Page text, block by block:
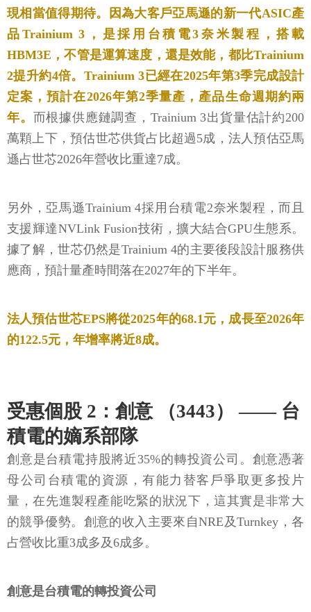
現相當值得期待。因為大客戶亞馬遜的新一代ASIC產
品Trainium 3，是採用台積電3奈米製程，搭載
HBM3E，不管是運算速度，還是效能，都比Trainium
2提升約4倍。Trainium 3已經在2025年第3季完成設計
定案，預計在2026年第2季量產，產品生命週期約兩
年。 而根據供應鏈調查，Trainium 3出貨量估計約200
萬顆上下，預估世芯供貨占比超過5成，法人預估亞馬
遜占世芯2026年營收比重達7成。
另外，亞馬遜Trainium 4採用台積電2奈米製程，而且
支援輝達NVLink Fusion技術，擴大結合GPU生態系。
據了解，世芯仍然是Trainium 4的主要後段設計服務供
應商，預計量產時間落在2027年的下半年。
法人預估世芯EPS將從2025年的68.1元，成長至2026年
的122.5元，年增率將近8成。
受惠個股 2：創意 （3443） —— 台
積電的嫡系部隊
創意是台積電持股將近35%的轉投資公司。創意憑著
母公司台積電的資源，有能力替客戶爭取更多投片
量，在先進製程產能吃緊的狀況下，這其實是非常大
的競爭優勢。創意的收入主要來自NRE及Turnkey，各
占營收比重3成多及6成多。
創意是台積電的轉投資公司